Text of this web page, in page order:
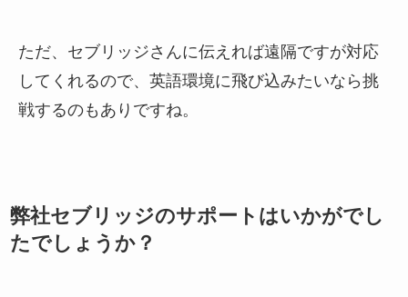
ただ、セブリッジさんに伝えれば遠隔ですが対応
してくれるので、英語環境に飛び込みたいなら挑
戦するのもありですね。
弊社セブリッジのサポートはいかがでし
たでしょうか？